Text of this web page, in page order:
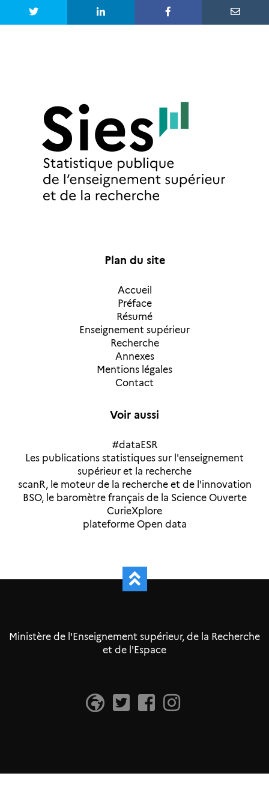
Plan du site
Accueil
Préface
Résumé
Enseignement supérieur
Recherche
Annexes
Mentions légales
Contact
Voir aussi
#dataESR
Les publications statistiques sur l'enseignement
supérieur et la recherche
scanR, le moteur de la recherche et de l'innovation
BSO, le baromètre français de la Science Ouverte
CurieXplore
plateforme Open data
Ministère de l'Enseignement supérieur, de la Recherche
et de l'Espace